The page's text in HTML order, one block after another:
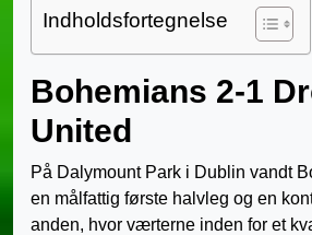
Indholdsfortegnelse
Bohemians 2-1
United
På Dalymount Park i Dublin vandt
en målfattig første halvleg og en
anden, hvor værterne inden for et